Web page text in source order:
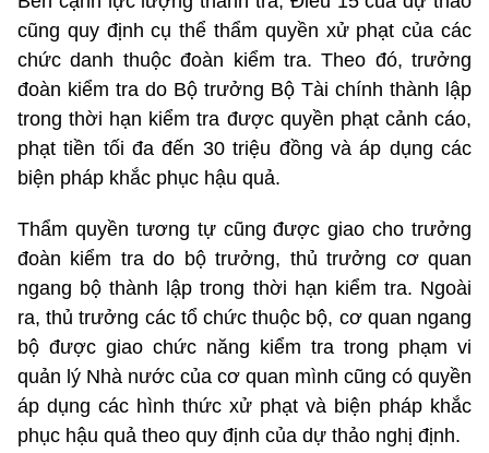
cũng quy định cụ thể thẩm quyền xử phạt của các
chức danh thuộc đoàn kiểm tra. Theo đó, trưởng
đoàn kiểm tra do Bộ trưởng Bộ Tài chính thành lập
trong thời hạn kiểm tra được quyền phạt cảnh cáo,
phạt tiền tối đa đến 30 triệu đồng và áp dụng các
biện pháp khắc phục hậu quả.
Thẩm quyền tương tự cũng được giao cho trưởng
đoàn kiểm tra do bộ trưởng, thủ trưởng cơ quan
ngang bộ thành lập trong thời hạn kiểm tra. Ngoài
ra, thủ trưởng các tổ chức thuộc bộ, cơ quan ngang
bộ được giao chức năng kiểm tra trong phạm vi
quản lý Nhà nước của cơ quan mình cũng có quyền
áp dụng các hình thức xử phạt và biện pháp khắc
phục hậu quả theo quy định của dự thảo nghị định.